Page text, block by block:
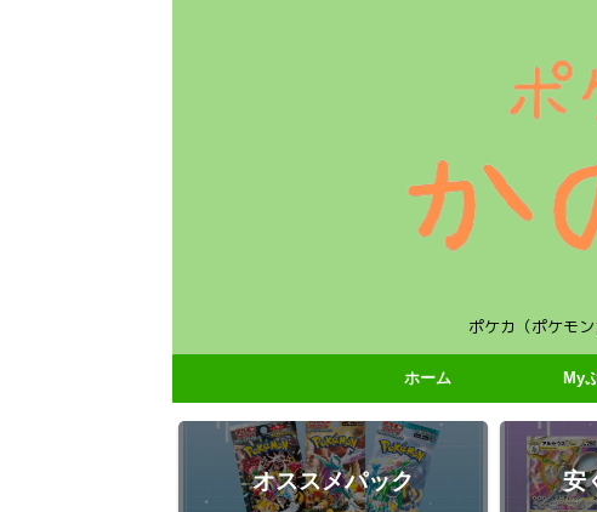
ポケカ（ポケモ
ホーム My
オススメパック 安